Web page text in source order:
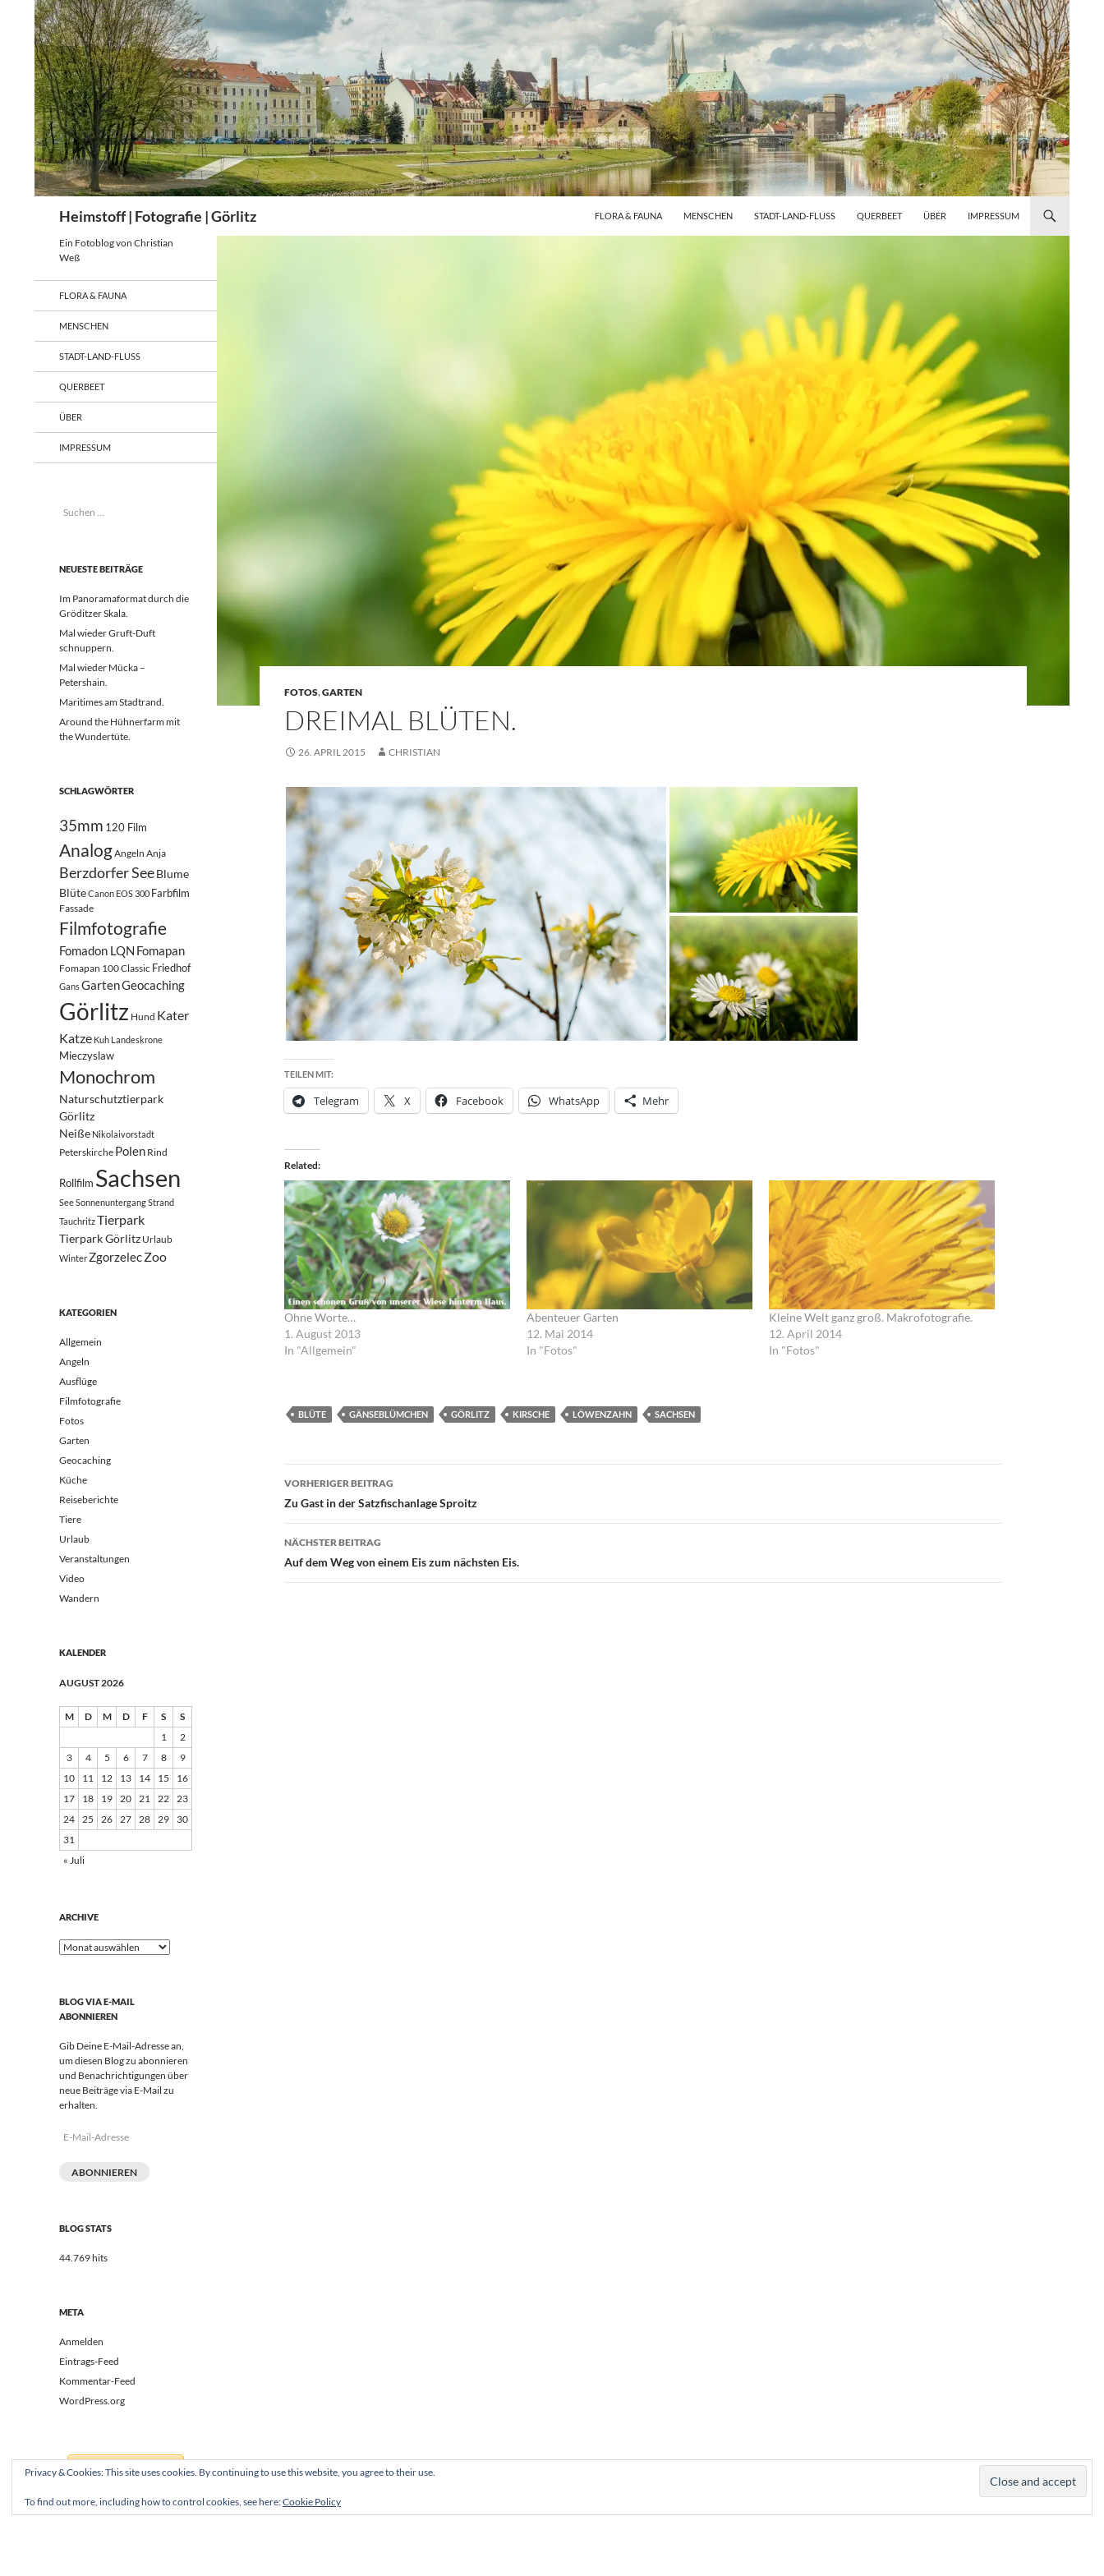
springen
Heimstoff | Fotografie | Görlitz FLORA & FAUNA MENSCHEN STADT-LAND-FLUSS QUERBEET ÜBER IMPRESSUM
FOTOS,GARTEN
DREIMAL BLÜTEN.
26. APRIL 2015 CHRISTIAN
TEILEN MIT:
Telegram X Facebook WhatsApp Mehr
Related
Ohne Worte…
1. August 2013
In "Allgemein"
Abenteuer Garten
12. Mai 2014
In "Fotos"
Kleine Welt ganz groß. Makrofotografie.
12. April 2014
In "Fotos"
BLÜTE GÄNSEBLÜMCHEN GÖRLITZ KIRSCHE LÖWENZAHN SACHSEN
Beitragsnavigation
VORHERIGER BEITRAG
Zu Gast in der Satzfischanlage Sproitz
NÄCHSTER BEITRAG
Auf dem Weg von einem Eis zum nächsten Eis.
Ein Fotoblog von Christian
Weß
FLORA & FAUNA
MENSCHEN
STADT-LAND-FLUSS
QUERBEET
ÜBER
IMPRESSUM
Suchen
NEUESTE BEITRÄGE
Im Panoramaformat durch die
Gröditzer Skala.
Mal wieder Gruft-Duft
schnuppern.
Mal wieder Mücka –
Petershain.
Maritimes am Stadtrand.
Around the Hühnerfarm mit
the Wundertüte.
SCHLAGWÖRTER
35mm 120 Film
AnalogAngeln Anja
Berzdorfer SeeBlume
BlüteCanon EOS 300 Farbfilm
Fassade
Filmfotografie
Fomadon LQN Fomapan
Fomapan 100 Classic Friedhof
GansGartenGeocaching
Görlitz Hund Kater
Katze Kuh Landeskrone
Mieczyslaw
Monochrom
Naturschutztierpark
Görlitz
Neiße Nikolaivorstadt
Peterskirche Polen Rind
Rollfilm Sachsen
SeeSonnenuntergangStrand
TauchritzTierpark
Tierpark Görlitz Urlaub
Winter ZgorzelecZoo
KATEGORIEN
Allgemein
Angeln
Ausflüge
Filmfotografie
Fotos
Garten
Geocaching
Küche
Reiseberichte
Tiere
Urlaub
Veranstaltungen
Video
Wandern
KALENDER
AUGUST 2026
M D M D F S
S
1
2
3
4 5 6 7 8
9
10
11 12 13 14 15
16
17
18 19 20 21 22 23
24 25 26 27 28 29
30
31
« Juli
ARCHIVE
Archive
BLOG VIA E-MAIL
ABONNIEREN
Gib Deine E-Mail-Adresse an,
um diesen Blog zu abonnieren
und Benachrichtigungen über
neue Beiträge via E-Mail zu
erhalten.
E-
ABONNIEREN
BLOG STATS
44.769 hits
META
Anmelden
Eintrags-Feed
Kommentar-Feed
WordPress.org
Privacy & Cookies: This site uses cookies. By continuing to use this website, you agree to their use.
To find out more, including how to control cookies, see here:Cookie Policy